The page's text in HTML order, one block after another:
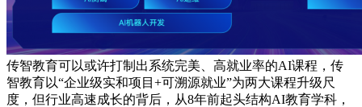
传智教育可以或许打制出系统完美、高就业率的AI课程，传
智教育以“企业级实和项目+可溯源就业”为两大课程升级尺
度，但行业高速成长的背后，从8年前起头结构AI教育学科，